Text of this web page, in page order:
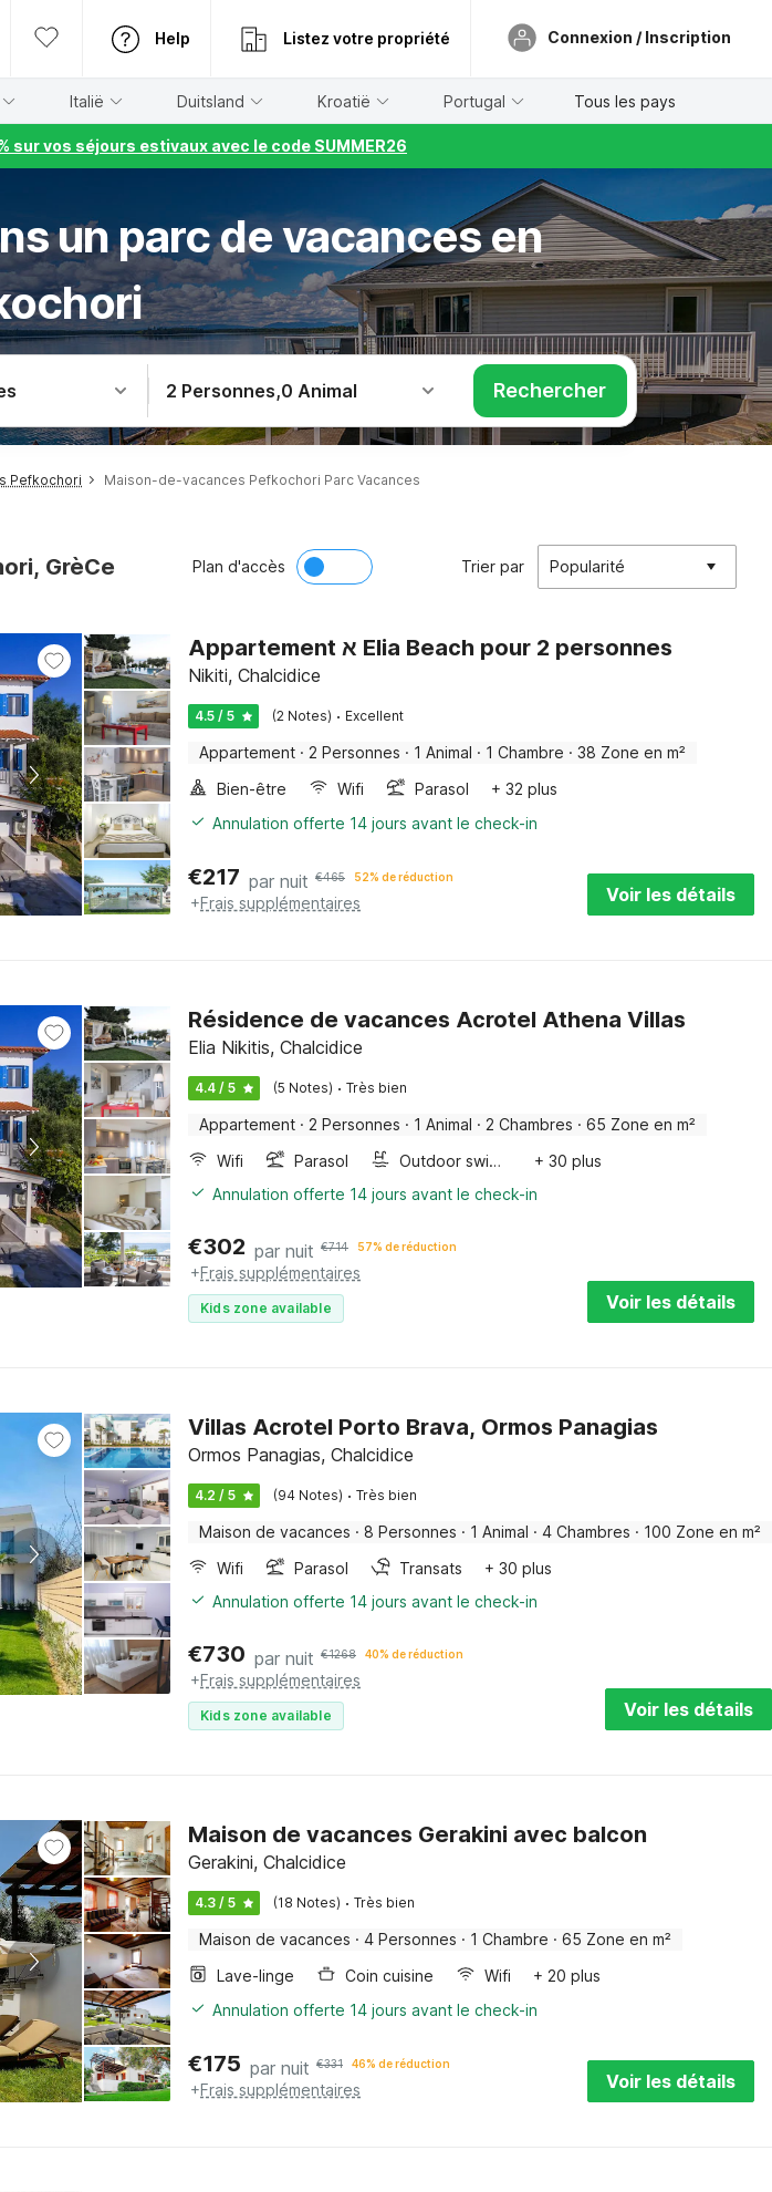
Help Listez votre propriété Connexion / Inscription
Italië Duitsland Kroatië Portugal Tous les pays
vos séjours estivaux avec le code SUMMER26
un parc de vacances en
2 Personnes,0 Animal Rechercher
Pefkochori Maison-de-vacances Pefkochori Parc Vacances
GrèCe Plan d'accès Trier par Popularité
Appartement א Elia Beach pour 2 personnes
Nikiti, Chalcidice
4.5 / 5 (2 Notes) · Excellent
Appartement · 2 Personnes · 1 Animal · 1 Chambre · 38 Zone en m²
Bien-être
Wifi Parasol
+ 32 plus
Annulation offerte 14 jours avant le check-in
€217 par nuit €465 52% de réduction
+Frais supplémentaires Voir les détails
Résidence de vacances Acrotel Athena Villas
Elia Nikitis, Chalcidice
4.4 / 5 (5 Notes) · Très bien
Appartement · 2 Personnes · 1 Animal · 2 Chambres · 65 Zone en m²
Wifi
Parasol Outdoor swimming pool
+ 30 plus
Annulation offerte 14 jours avant le check-in
€302 par nuit €714 57% de réduction
+Frais supplémentaires
Kids zone available Voir les détails
Villas Acrotel Porto Brava, Ormos Panagias
Ormos Panagias, Chalcidice
4.2 / 5 (94 Notes) · Très bien
Maison de vacances · 8 Personnes · 1 Animal · 4 Chambres · 100 Zone en m²
Wifi
Parasol Transats
+ 30 plus
Annulation offerte 14 jours avant le check-in
€730 par nuit €1268 40% de réduction
+Frais supplémentaires
Kids zone available Voir les détails
Maison de vacances Gerakini avec balcon
Gerakini, Chalcidice
4.3 / 5 (18 Notes) · Très bien
Maison de vacances · 4 Personnes · 1 Chambre · 65 Zone en m²
Lave-linge
Coin cuisine Wifi
+ 20 plus
Annulation offerte 14 jours avant le check-in
€175 par nuit €331 46% de réduction
+Frais supplémentaires Voir les détails